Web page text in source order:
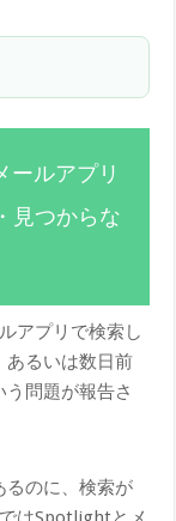
ールアプリ
見つからな
アプリで検索し
あるいは数日前
問題が報告さ
るのに、検索が